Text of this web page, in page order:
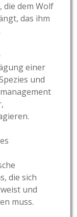
die dem Wolf
das ihm
einer
und
die sich
und
muss.